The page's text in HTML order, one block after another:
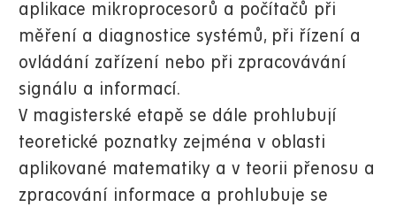
aplikace mikroprocesorů a počítačů při
měření a diagnostice systémů, při řízení a
ovládání zařízení nebo při zpracovávání
signálu a informací.
V magisterské etapě se dále prohlubují
teoretické poznatky zejména v oblasti
aplikované matematiky a v teorii přenosu a
zpracování informace a prohlubuje se